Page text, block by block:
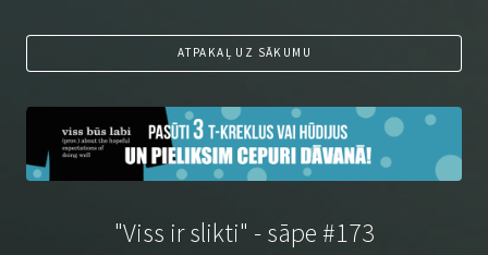
ATPAKAĻ UZ SĀKUMU
"Viss ir slikti" - sāpe #173